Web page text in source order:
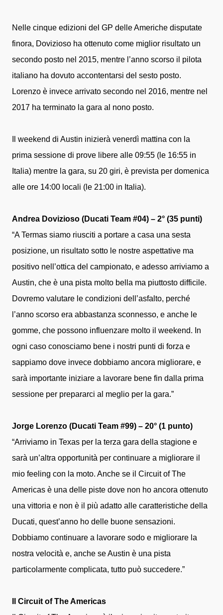
Nelle cinque edizioni del GP delle Americhe disputate
finora, Dovizioso ha ottenuto come miglior risultato un
secondo posto nel 2015, mentre l’anno scorso il pilota
italiano ha dovuto accontentarsi del sesto posto.
Lorenzo è invece arrivato secondo nel 2016, mentre nel
2017 ha terminato la gara al nono posto.
Il weekend di Austin inizierà venerdì mattina con la
prima sessione di prove libere alle 09:55 (le 16:55 in
Italia) mentre la gara, su 20 giri, è prevista per domenica
alle ore 14:00 locali (le 21:00 in Italia).
Andrea Dovizioso (Ducati Team #04) – 2° (35 punti)
“A Termas siamo riusciti a portare a casa una sesta
posizione, un risultato sotto le nostre aspettative ma
positivo nell’ottica del campionato, e adesso arriviamo a
Austin, che è una pista molto bella ma piuttosto difficile.
Dovremo valutare le condizioni dell’asfalto, perché
l’anno scorso era abbastanza sconnesso, e anche le
gomme, che possono influenzare molto il weekend. In
ogni caso conosciamo bene i nostri punti di forza e
sappiamo dove invece dobbiamo ancora migliorare, e
sarà importante iniziare a lavorare bene fin dalla prima
sessione per prepararci al meglio per la gara.”
Jorge Lorenzo (Ducati Team #99) – 20° (1 punto)
“Arriviamo in Texas per la terza gara della stagione e
sarà un’altra opportunità per continuare a migliorare il
mio feeling con la moto. Anche se il Circuit of The
Americas è una delle piste dove non ho ancora ottenuto
una vittoria e non è il più adatto alle caratteristiche della
Ducati, quest’anno ho delle buone sensazioni.
Dobbiamo continuare a lavorare sodo e migliorare la
nostra velocità e, anche se Austin è una pista
particolarmente complicata, tutto può succedere.”
Il Circuit of The Americas